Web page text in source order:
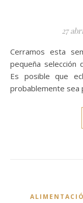
27
Cerramos esta semana dedicada a los libros con una
pequeña selección
Es posible que
probablemente sea